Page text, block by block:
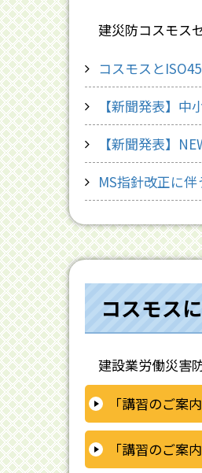
建災防コスモス
コスモスと
【新聞発表】
【新聞発表】
MS指針改正に
コスモス
建設業労働災害
「講習のご案
「講習のご案